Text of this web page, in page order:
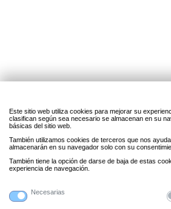
Este sitio web utiliza cookies para mejorar su
clasifican según sea necesario se almacenan en su
básicas del sitio web.
También utilizamos cookies de terceros que nos
almacenarán en su navegador solo con su
También tiene la opción de darse de baja de estas
experiencia de navegación.
Necesarias